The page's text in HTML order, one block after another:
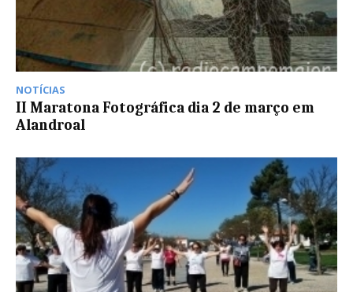
NOTÍCIAS
II Maratona Fotográfica dia 2 de março em
Alandroal